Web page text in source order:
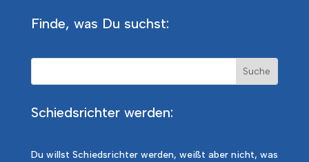
Finde, was Du suchst:
Schiedsrichter werden:
Du willst Schiedsrichter werden, weißt aber nicht, was